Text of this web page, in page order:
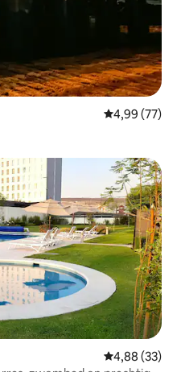
Gemiddelde
4,99 (77)
Gemiddelde
4,88 (33)